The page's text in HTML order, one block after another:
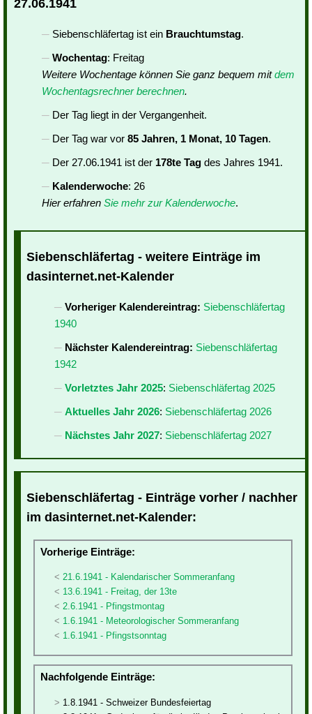
27.06.1941
Siebenschläfertag ist ein Brauchtumstag.
Wochentag: Freitag
Weitere Wochentage können Sie ganz bequem mitdem
Wochentagsrechner berechnen.
Der Tag liegt in der Vergangenheit.
Der Tag war vor 85 Jahren, 1 Monat, 10 Tagen.
Der 27.06.1941 ist der 178te Tag des Jahres 1941.
Kalenderwoche: 26
Hier erfahren Sie mehr zur Kalenderwoche.
Siebenschläfertag - weitere Einträge im
dasinternet.net-Kalender
Vorheriger Kalendereintrag: Siebenschläfertag
1940
Nächster Kalendereintrag: Siebenschläfertag
1942
Vorletztes Jahr 2025: Siebenschläfertag 2025
Aktuelles Jahr 2026: Siebenschläfertag 2026
Nächstes Jahr 2027: Siebenschläfertag 2027
Siebenschläfertag - Einträge vorher / nachher
im dasinternet.net-Kalender:
Vorherige Einträge:
21.6.1941 - Kalendarischer Sommeranfang
13.6.1941 - Freitag, der 13te
2.6.1941 - Pfingstmontag
1.6.1941 - Meteorologischer Sommeranfang
1.6.1941 - Pfingstsonntag
Nachfolgende Einträge:
1.8.1941 - Schweizer Bundesfeiertag